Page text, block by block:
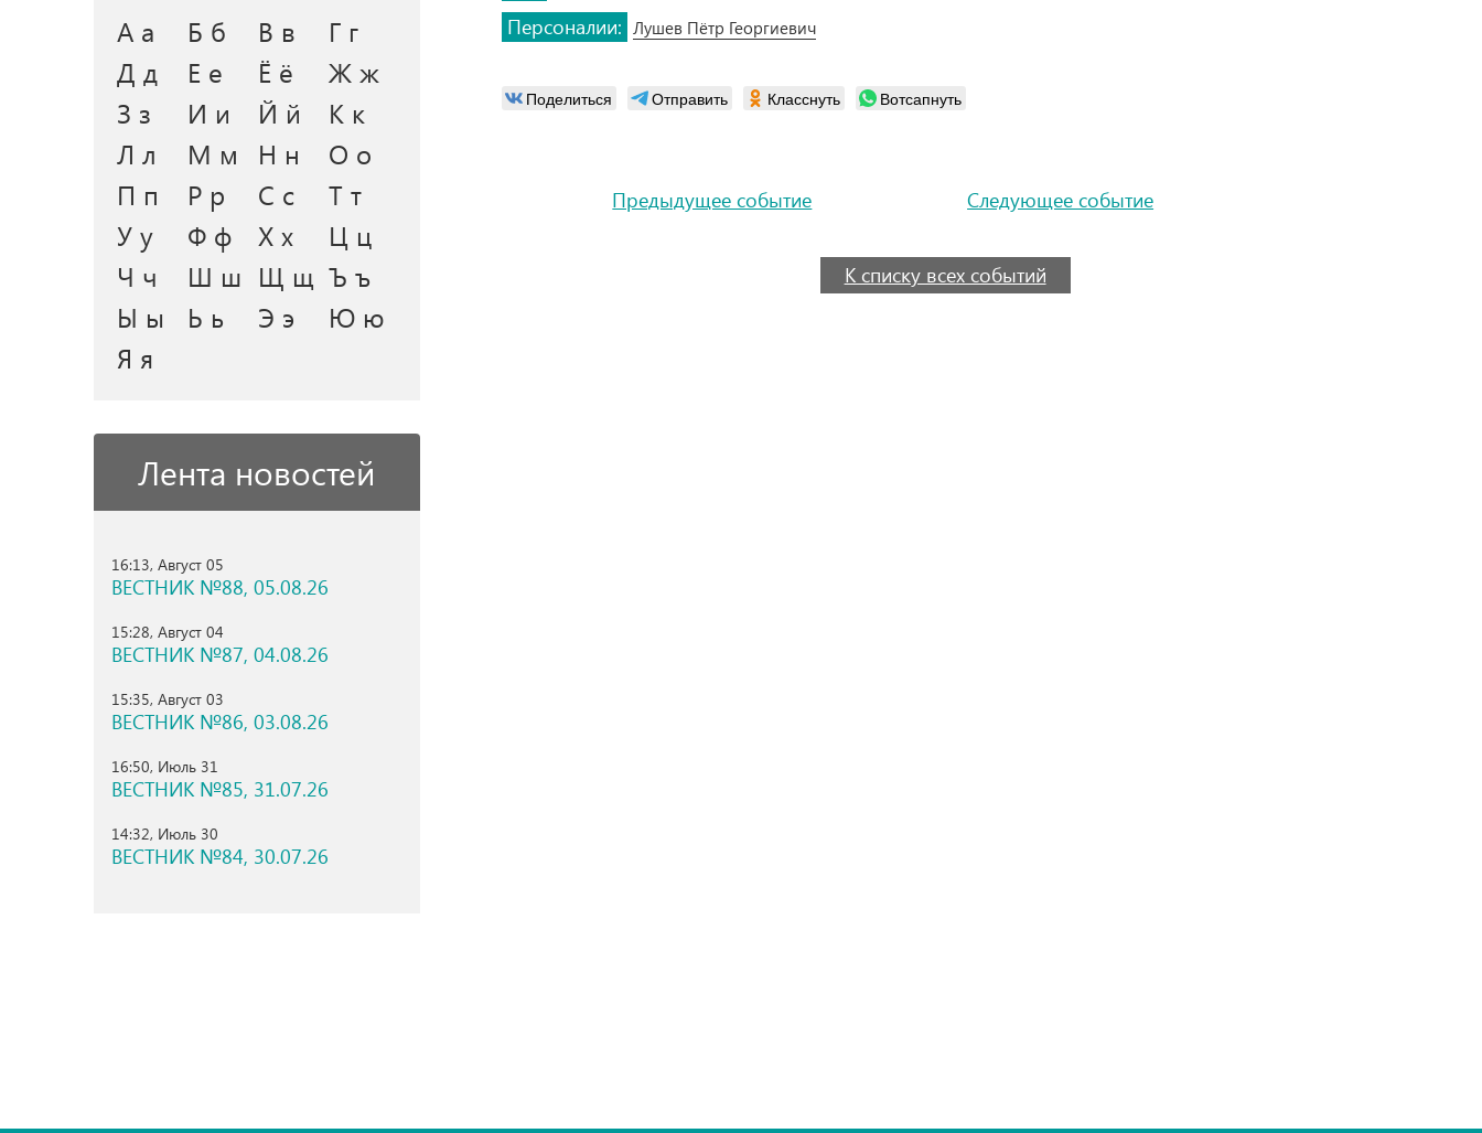
А а Б б В в
Г г
Д д
Е е Ё ё
Ж ж
З з
И и Й й
К к
Л л
М м Н н
О о
П п
Р р С с
Т т
У у
Ф ф Х х
Ц ц
Ч ч
Ш ш Щ щ Ъ ъ
Ы ы
Ь ь Э э
Ю ю
Я я
Лента новостей
16:13, Август 05
ВЕСТНИК №88, 05.08.26
15:28, Август 04
ВЕСТНИК №87, 04.08.26
15:35, Август 03
ВЕСТНИК №86, 03.08.26
16:50, Июль 31
ВЕСТНИК №85, 31.07.26
14:32, Июль 30
ВЕСТНИК №84, 30.07.26
Персоналии: Лушев Пётр Георгиевич
Поделиться Отправить Класснуть Вотсапнуть
Предыдущее событие Следующее событие
К списку всех событий